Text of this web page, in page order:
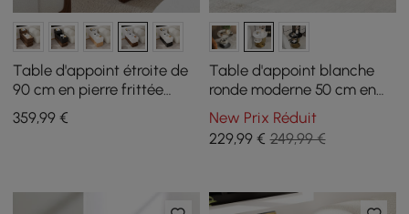
Table d'appoint étroite de
90 cm en pierre frittée
avec USB et rangement
359,99 €
Table d'appoint blanche
ronde moderne 50 cm en
pierre frittée, à 2 niveaux
New Prix Réduit
229,99€ 249,99 €